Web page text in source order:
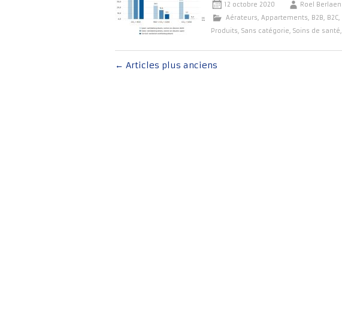
12 octobre 2020
Roel Berlaen
Aérateurs, Appartements, B2B, B2C,
Produits, Sans catégorie, Soins de santé,
Navigation
← Articles plus anciens